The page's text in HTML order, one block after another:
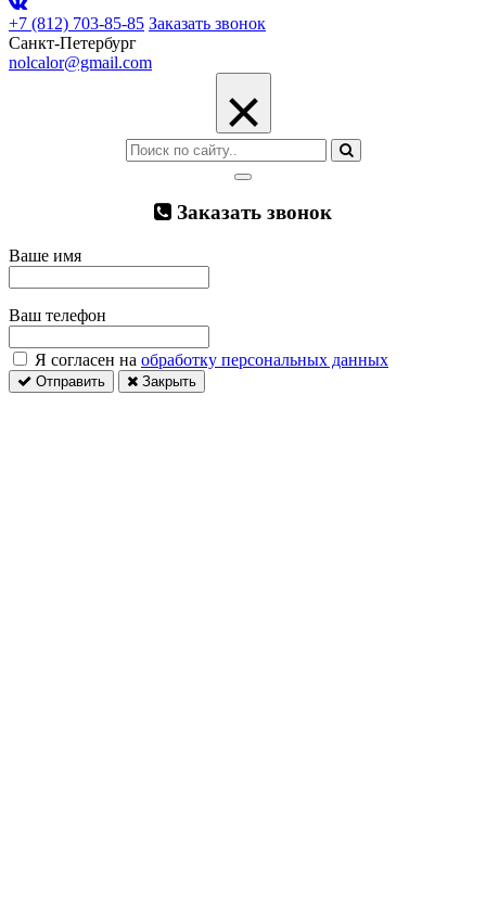
+7 (812) 703-85-85 Заказать звонок
Санкт-Петербург
nolcalor@gmail.com
×
Заказать звонок
Ваше имя
Ваш телефон
Я согласен на обработку персональных данных
Отправить Закрыть